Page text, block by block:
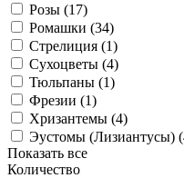
Розы (17)
Ромашки (34)
Стрелиция (1)
Сухоцветы (4)
Тюльпаны (1)
Фрезии (1)
Хризантемы (4)
Эустомы (Лизиантусы) (
Показать все
Количество